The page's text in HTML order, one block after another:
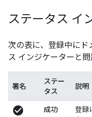
ステータス イ
次の表に、登録中にド
ス インジケーターと問
署名
ステー
タス
説明
check_circle 成功
登録